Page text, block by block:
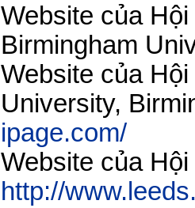
Website của
Birmingham
Website của
University,
ipage.com/
Website của
http://